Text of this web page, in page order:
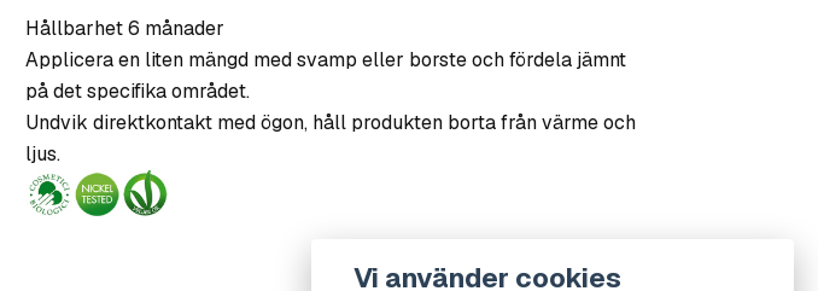
Hållbarhet 6 månader
Applicera en liten mängd med svamp eller borste och fördela jämnt
på det specifika området.
Undvik direktkontakt med ögon, håll produkten borta från värme och
ljus.
Vi använder cookies